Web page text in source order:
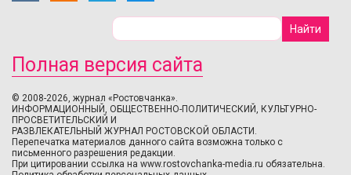
Полная версия сайта
© 2008-2026, журнал «Ростовчанка».
ИНФОРМАЦИОННЫЙ, ОБЩЕСТВЕННО-ПОЛИТИЧЕСКИЙ, КУЛЬТУРНО-
ПРОСВЕТИТЕЛЬСКИЙ И
РАЗВЛЕКАТЕЛЬНЫЙ ЖУРНАЛ РОСТОВСКОЙ ОБЛАСТИ.
Перепечатка материалов данного сайта возможна только с
письменного разрешения редакции.
При цитировании ссылка на www.rostovchanka-media.ru обязательна.